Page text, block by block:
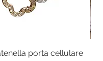
porta cellulare